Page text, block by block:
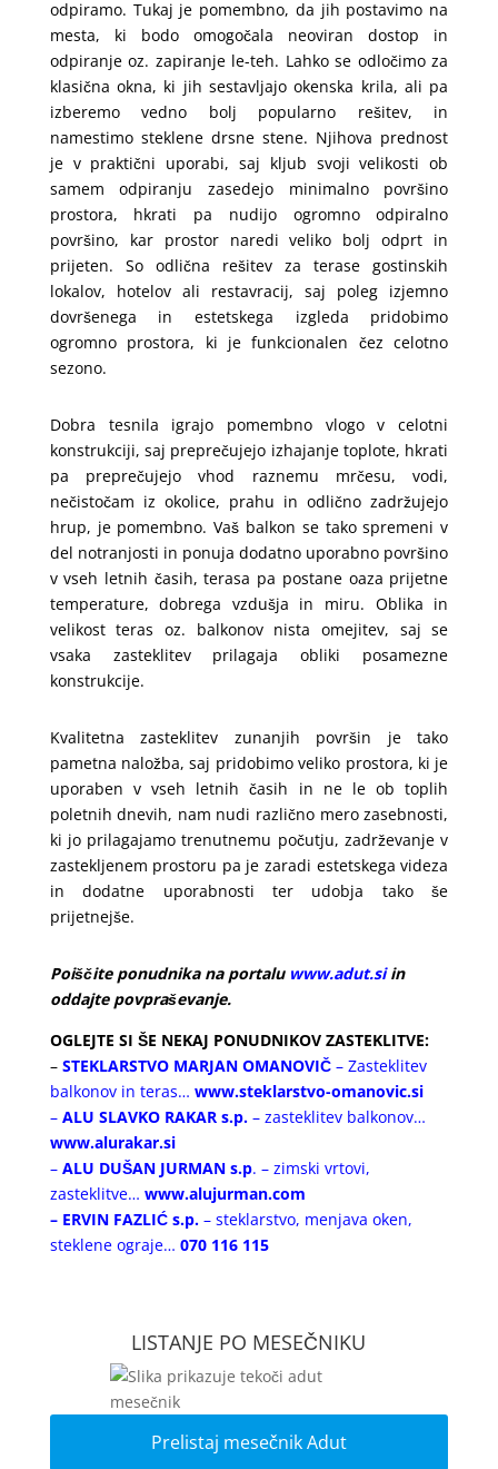
odpiramo. Tukaj je pomembno, da jih postavimo na
mesta, ki bodo omogočala neoviran dostop in
odpiranje oz. zapiranje le-teh. Lahko se odločimo za
klasična okna, ki jih sestavljajo okenska krila, ali pa
izberemo vedno bolj popularno rešitev, in
namestimo steklene drsne stene. Njihova prednost
je v praktični uporabi, saj kljub svoji velikosti ob
samem odpiranju zasedejo minimalno površino
prostora, hkrati pa nudijo ogromno odpiralno
površino, kar prostor naredi veliko bolj odprt in
prijeten. So odlična rešitev za terase gostinskih
lokalov, hotelov ali restavracij, saj poleg izjemno
dovršenega in estetskega izgleda pridobimo
ogromno prostora, ki je funkcionalen čez celotno
sezono.
Dobra tesnila igrajo pomembno vlogo v celotni
konstrukciji, saj preprečujejo izhajanje toplote, hkrati
pa preprečujejo vhod raznemu mrčesu, vodi,
nečistočam iz okolice, prahu in odlično zadržujejo
hrup, je pomembno. Vaš balkon se tako spremeni v
del notranjosti in ponuja dodatno uporabno površino
v vseh letnih časih, terasa pa postane oaza prijetne
temperature, dobrega vzdušja in miru. Oblika in
velikost teras oz. balkonov nista omejitev, saj se
vsaka zasteklitev prilagaja obliki posamezne
konstrukcije.
Kvalitetna zasteklitev zunanjih površin je tako
pametna naložba, saj pridobimo veliko prostora, ki je
uporaben v vseh letnih časih in ne le ob toplih
poletnih dnevih, nam nudi različno mero zasebnosti,
ki jo prilagajamo trenutnemu počutju, zadrževanje v
zastekljenem prostoru pa je zaradi estetskega videza
in dodatne uporabnosti ter udobja tako še
prijetnejše.
Poiščite ponudnika na portalu www.adut.siin
oddajte povpraševanje.
OGLEJTE SI ŠE NEKAJ PONUDNIKOV ZASTEKLITVE:
– STEKLARSTVO MARJAN OMANOVIČ– Zasteklitev
balkonov in teras… www.steklarstvo-omanovic.si
– ALU SLAVKO RAKAR s.p.– zasteklitev balkonov…
www.alurakar.si
– ALU DUŠAN JURMAN s.p. – zimski vrtovi,
zasteklitve… www.alujurman.com
– ERVIN FAZLIĆ s.p.– steklarstvo, menjava oken,
steklene ograje… 070 116 115
LISTANJE PO MESEČNIKU
Prelistaj mesečnik Adut